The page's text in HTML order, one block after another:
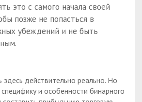
это с самого начала своей
позже не попасться в
убеждений и не быть
здесь действительно реально. Но
и особенности бинарного